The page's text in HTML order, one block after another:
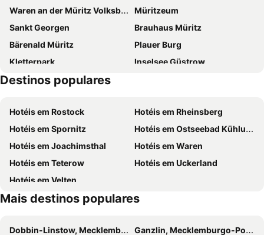
Waren an der Müritz Volksbad
Müritzeum
Sankt Georgen
Brauhaus Müritz
Bärenald Müritz
Plauer Burg
Kletterpark
Inselsee Güstrow
Schloss Güstrow
Destinos populares
Hotéis em Rostock
Hotéis em Rheinsberg
Hotéis em Spornitz
Hotéis em Ostseebad Kühlungsborn
Hotéis em Joachimsthal
Hotéis em Waren
Hotéis em Teterow
Hotéis em Uckerland
Hotéis em Velten
Mais destinos populares
Dobbin-Linstow, Mecklemburgo-Pomerânia Ocidental Hotéis
Ganzlin, Mecklemburgo-Pomerânia Ocidental Hotéis